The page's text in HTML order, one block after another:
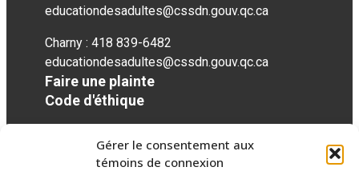
Gérer le consentement aux
témoins de connexion
educationdesadultes@cssdn.gouv.qc.ca
Charny : 418 839-6482
educationdesadultes@cssdn.gouv.qc.ca
Faire une plainte
Code d'éthique
Réseaux sociaux